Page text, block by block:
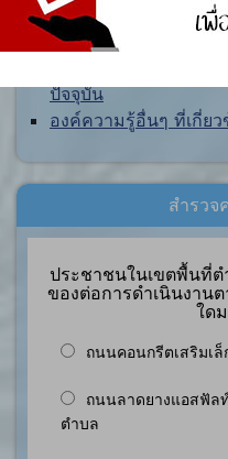
ขององค์กร
องค์ความรู้จากประสบ
ปัจจุบัน
องค์ความรู้อื่นๆ ที่เกี่ย
สำรวจ
ประชาชนในเขตพื้นที่
ของต่อการดำเนินงาน
ใด
ถนนคอนกรีตเสริมเ
ถนนลาดยางแอสฟัล
ตำบล